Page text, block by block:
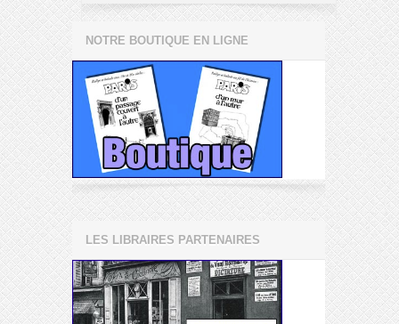
NOTRE BOUTIQUE EN LIGNE
LES LIBRAIRES PARTENAIRES